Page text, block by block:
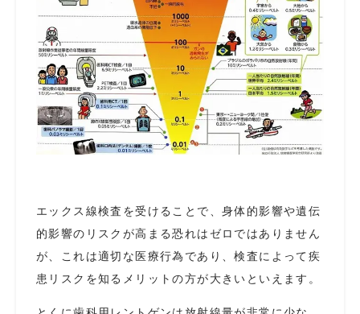
エックス線検査を受けることで、身体的影響や遺伝
的影響のリスクが高まる恐れはゼロではありません
が、これは適切な医療行為であり、検査によって疾
患リスクを知るメリットの方が大きいといえます。